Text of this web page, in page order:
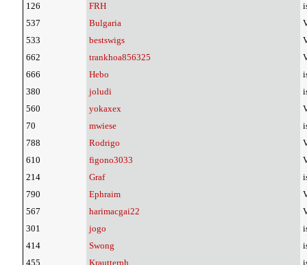
126
FRH
537
Bulgaria
533
bestswigs
662
trankhoa856325
666
Hebo
380
joludi
560
yokaxex
70
mwiese
788
Rodrigo
610
figono3033
214
Graf
790
Ephraim
567
harimacgai22
301
jogo
414
Swong
455
Krautterph